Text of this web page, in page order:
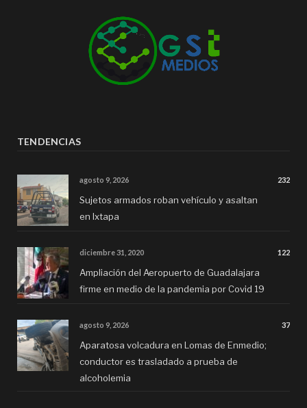
TENDENCIAS
agosto 9, 2026 232
Sujetos armados roban vehículo y asaltan
en Ixtapa
diciembre 31, 2020 122
Ampliación del Aeropuerto de Guadalajara
firme en medio de la pandemia por Covid 19
agosto 9, 2026 37
Aparatosa volcadura en Lomas de Enmedio;
conductor es trasladado a prueba de
alcoholemia